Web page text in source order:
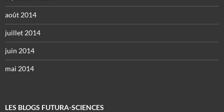
août 2014
juillet 2014
juin 2014
mai 2014
LES BLOGS FUTURA-SCIENCES